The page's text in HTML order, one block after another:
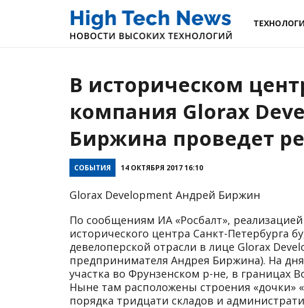
В историческом
компания Glorax
Биржина проведет
СОБЫТИЯ 14 ОКТЯБРЯ 2017 16:10
Glorax Development Андрей Биржин
По сообщениям ИА «Росбалт»,
исторического центра Санкт-Петербурга
девелоперской отрасли в лице Glorax
предпринимателя Андрея Биржина). На
участка во Фрунзенском р-не, в границах
Ныне там расположены строения
порядка тридцати складов и